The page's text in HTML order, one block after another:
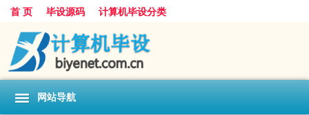
首 页 毕设源码 计算机毕设分类
网站导航